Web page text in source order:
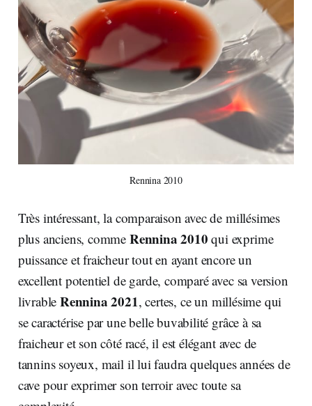
Rennina 2010
Très intéressant, la comparaison avec de millésimes
plus anciens, comme Rennina 2010qui exprime
puissance et fraicheur tout en ayant encore un
excellent potentiel de garde, comparé avec sa version
livrable Rennina 2021, certes, ce un millésime qui
se caractérise par une belle buvabilité grâce à sa
fraicheur et son côté racé, il est élégant avec de
tannins soyeux, mail il lui faudra quelques années de
cave pour exprimer son terroir avec toute sa